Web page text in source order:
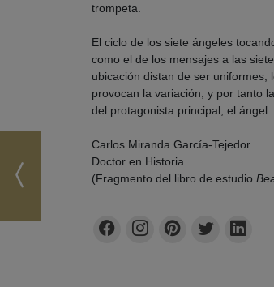
trompeta.
El ciclo de los siete ángeles
como el de los mensajes a las
ubicación distan de ser
provocan la variación, y por tanto
del protagonista principal, el ángel.
Carlos Miranda García-Tejedor
Doctor en Historia
(Fragmento del libro de estudio